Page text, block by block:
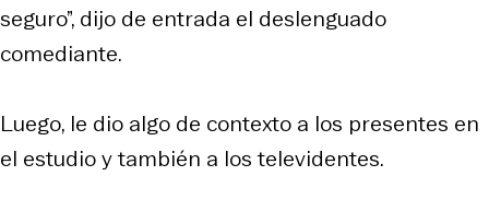
seguro”, dijo de entrada el deslenguado
comediante.
Luego, le dio algo de contexto a los presentes en
el estudio y también a los televidentes.